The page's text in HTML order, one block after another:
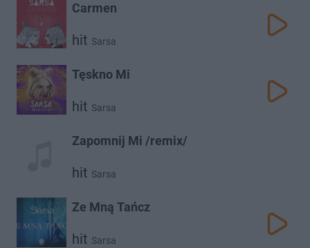
Carmen
hit Sarsa
Tęskno Mi
hit Sarsa
Zapomnij Mi /remix/
hit Sarsa
Ze Mną Tańcz
hit Sarsa